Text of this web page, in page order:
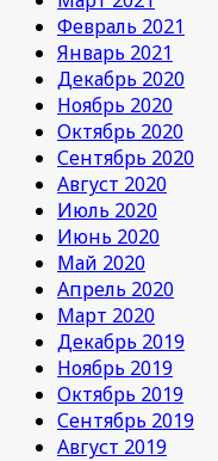
Февраль 2021
Январь 2021
Декабрь 2020
Ноябрь 2020
Октябрь 2020
Сентябрь 2020
Август 2020
Июль 2020
Июнь 2020
Май 2020
Апрель 2020
Март 2020
Декабрь 2019
Ноябрь 2019
Октябрь 2019
Сентябрь 2019
Август 2019